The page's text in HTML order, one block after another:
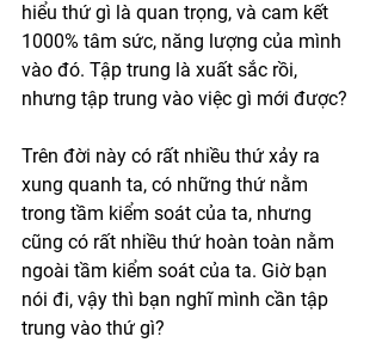
hiểu thứ gì là quan trọng, và cam kết
1000% tâm sức, năng lượng của mình
vào đó. Tập trung là xuất sắc rồi,
nhưng tập trung vào việc gì mới được?
Trên đời này có rất nhiều thứ xảy ra
xung quanh ta, có những thứ nằm
trong tầm kiểm soát của ta, nhưng
cũng có rất nhiều thứ hoàn toàn nằm
ngoài tầm kiểm soát của ta. Giờ bạn
nói đi, vậy thì bạn nghĩ mình cần tập
trung vào thứ gì?